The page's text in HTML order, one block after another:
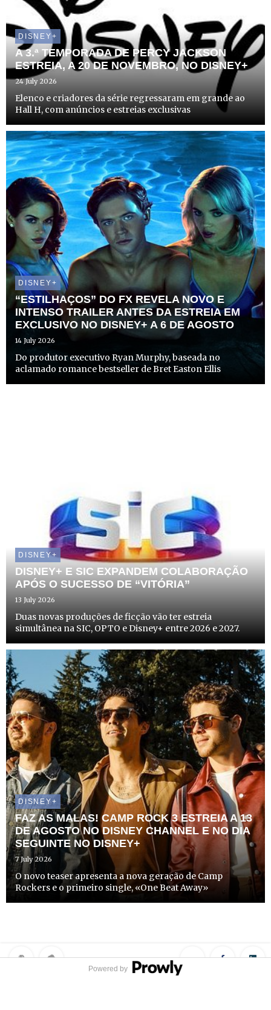
DISNEY+
A 3.ª TEMPORADA DE PERCY JACKSON
ESTREIA, A 20 DE NOVEMBRO, NO DISNEY+
24 July 2026
Elenco e criadores da série regressaram em grande ao
Hall H, com anúncios e estreias exclusivas
DISNEY+
“ESTILHAÇOS” DO FX REVELA NOVO E
INTENSO TRAILER ANTES DA ESTREIA EM
EXCLUSIVO NO DISNEY+ A 6 DE AGOSTO
14 July 2026
Do produtor executivo Ryan Murphy, baseada no
aclamado romance bestseller de Bret Easton Ellis
DISNEY+
DISNEY+ E SIC EXPANDEM COLABORAÇÃO
APÓS O SUCESSO DE “VITÓRIA”
13 July 2026
Duas novas produções de ficção vão ter estreia
simultânea na SIC, OPTO e Disney+ entre 2026 e 2027.
DISNEY+
FAZ AS MALAS! CAMP ROCK 3 ESTREIA A 13
DE AGOSTO NO DISNEY CHANNEL E NO DIA
SEGUINTE NO DISNEY+
7 July 2026
O novo teaser apresenta a nova geração de Camp
Rockers e o primeiro single, «One Beat Away»
Powered by